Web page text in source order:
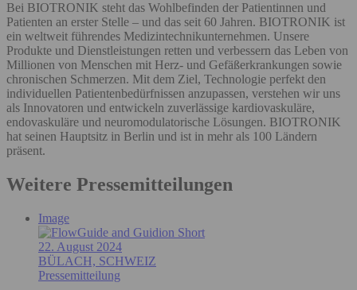
Bei BIOTRONIK steht das Wohlbefinden der Patientinnen und
Patienten an erster Stelle – und das seit 60 Jahren. BIOTRONIK ist
ein weltweit führendes Medizintechnikunternehmen. Unsere
Produkte und Dienstleistungen retten und verbessern das Leben von
Millionen von Menschen mit Herz- und Gefäßerkrankungen sowie
chronischen Schmerzen. Mit dem Ziel, Technologie perfekt den
individuellen Patientenbedürfnissen anzupassen, verstehen wir uns
als Innovatoren und entwickeln zuverlässige kardiovaskuläre,
endovaskuläre und neuromodulatorische Lösungen. BIOTRONIK
hat seinen Hauptsitz in Berlin und ist in mehr als 100 Ländern
präsent.
Weitere Pressemitteilungen
Image
22. August 2024
BÜLACH, SCHWEIZ
Pressemitteilung